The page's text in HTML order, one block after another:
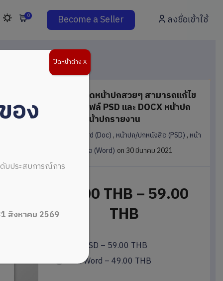
0 Become a Seller ลงชื่อเข้าใช้
ดาวน์โหลดหน้าปกสวยๆ สามารถแก้ไข
ได้ พร้อมไฟล์ PSD และ DOCX หน้าปก
หนังสือ/หน้าปกรายงาน
Word (Doc), หน้าปก/ปกหนังสือ (PSD), หน้า
ปก/ปกหนังสือ (Word) on 30 มีนาคม 2021
49.00 THB–59.00
THB
ไฟล์ PSD – 59.00 THB
ไฟล์ Word –49.00 THB
อง
ดับประสบการณ์การ
สิงหาคม 2569
ปิดหน้าต่าง X